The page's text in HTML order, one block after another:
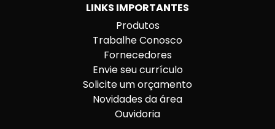
LINKS IMPORTANTES
Produtos
Trabalhe Conosco
Fornecedores
Envie seu currículo
Solicite um orçamento
Novidades da área
Ouvidoria